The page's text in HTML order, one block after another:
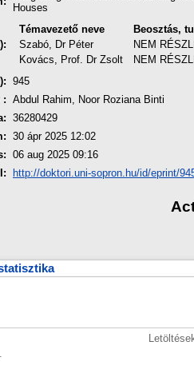
Houses
Témavezető neve Beosztás,
Szabó, Dr Péter
NEM
Kovács, Prof. Dr Zsolt
NEM
945
:
Abdul Rahim, Noor Roziana Binti
36280429
30 ápr 2025 12:02
06 aug 2025 09:16
http://doktori.uni-sopron.hu/id/eprint/